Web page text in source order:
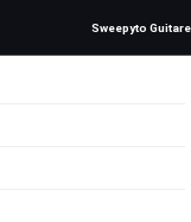
Sweepyto Guitare